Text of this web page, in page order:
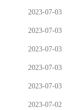
2023-07-03
2023-07-03
2023-07-03
2023-07-03
2023-07-03
2023-07-02